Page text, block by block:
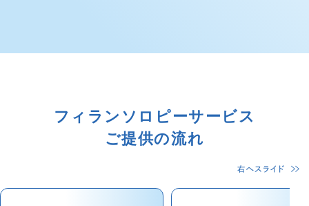
フィランソロピーサービス
ご提供の流れ